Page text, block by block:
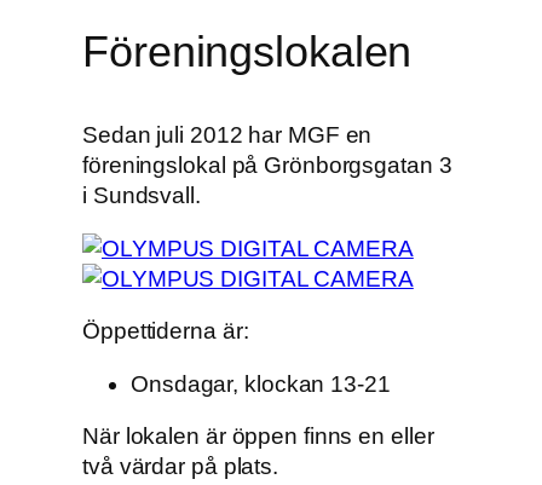
Föreningslokalen
Sedan juli 2012 har MGF en
föreningslokal på Grönborgsgatan 3
i Sundsvall.
Öppettiderna är:
Onsdagar, klockan 13-21
När lokalen är öppen finns en eller
två värdar på plats.